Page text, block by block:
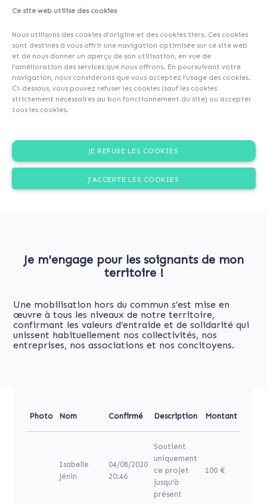
Ce site web utilise des cookies
Nous utilisons des cookies d’origine et des cookies tiers. Ces cookies
sont destinés à vous offrir une navigation optimisée sur ce site web
et de nous donner un aperçu de son utilisation, en vue de
l’amélioration des services que nous offrons. En poursuivant votre
navigation, nous considérons que vous acceptez l’usage des cookies.
Ci-dessous, vous pouvez refuser les cookies (sauf les cookies
strictement nécessaires au bon fonctionnement du site) ou accepter
tous les cookies.
JE REFUSE LES COOKIES
J'ACCEPTE LES COOKIES
Je m'engage pour les soignants de mon
territoire !
Une mobilisation hors du commun s’est mise en
œuvre à tous les niveaux de notre territoire,
confirmant les valeurs d’entraide et de solidarité qui
unissent habituellement nos collectivités, nos
entreprises, nos associations et nos concitoyens.
Photo Nom Confirmé Description Montant
Isabelle
Jénin
04/08/2020
20:46
Soutient
uniquement
ce projet
jusqu'à
présent
100 €